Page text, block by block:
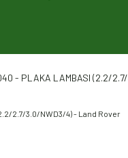
- PLAKA LAMBASI (2.2/